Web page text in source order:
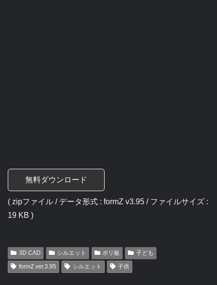
無料ダウンロード
( zipファイル / データ形式 : formZ v3.95 / ファイルサイズ :
19 KB )
3D CAD シルエット ポリ板
子ども
formZ ver.3.95
シルエット 子供